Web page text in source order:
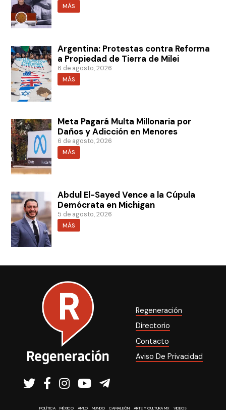
MÁS
Argentina: Protestas contra Reforma
a Propiedad de Tierra de Milei
6 de agosto, 2026
MÁS
Meta Pagará Multa Millonaria por
Daños y Adicción en Menores
6 de agosto, 2026
MÁS
Abdul El-Sayed Vence a la Cúpula
Demócrata en Michigan
5 de agosto, 2026
MÁS
Regeneración
Directorio
Contacto
Aviso De Privacidad
POLÍTICA MÉXICO AMLO MUNDO CAMALEÓN ARTE Y CULTURA MX VIDEOS